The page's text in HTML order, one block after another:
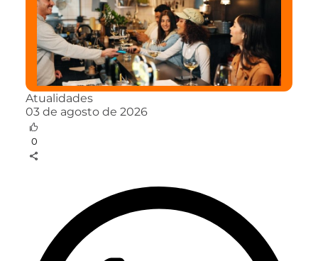
Atualidades
03 de agosto de 2026
0